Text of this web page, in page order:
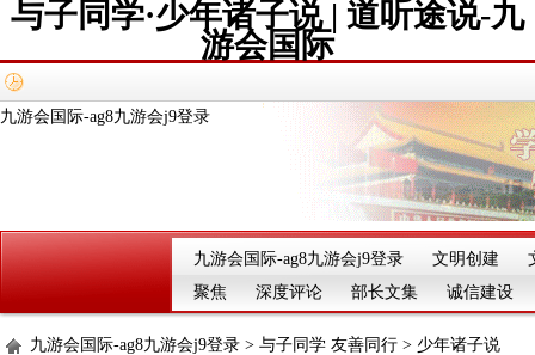
与子同学·少年诸子说 | 道听途说-九
游会国际
九游会国际-ag8九游会j9登录
九游会国际-ag8九游会j9登录 文明创建
聚焦
深度评论 部长文集 诚信建设
九游会国际-ag8九游会j9登录 > 与子同学 友善同行 > 少年诸子说